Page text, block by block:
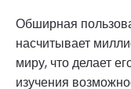
Обширная
насчитывает
миру, что делает
изучения